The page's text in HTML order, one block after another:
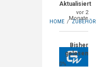
HOME / ZUBEHÖR
Aktualisiert
vor 2
Monate
Bisher
gelesen
0%